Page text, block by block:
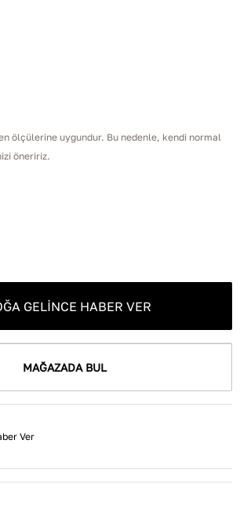
ölçülerine uygundur. Bu nedenle, kendi normal
öneririz.
GELINCE HABER VER
MAĞAZADA BUL
Ver